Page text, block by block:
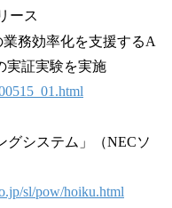
ース
務効率化を支援するA
実証実験を実施
グシステム」（NECソ
sl/pow/hoiku.html